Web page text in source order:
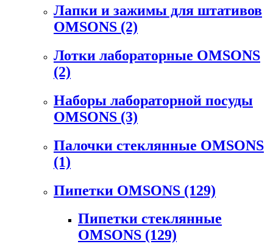
Лапки и зажимы для штативов
OMSONS (2)
Лотки лабораторные OMSONS
(2)
Наборы лабораторной посуды
OMSONS (3)
Палочки стеклянные OMSONS
(1)
Пипетки OMSONS (129)
Пипетки стеклянные
OMSONS (129)